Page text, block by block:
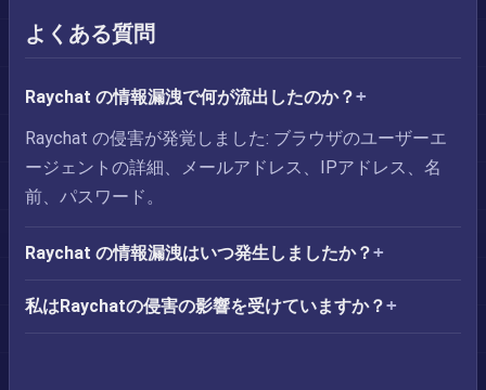
よくある質問
Raychat の情報漏洩で何が流出したのか？
Raychat の侵害が発覚しました: ブラウザのユーザーエ
ージェントの詳細、メールアドレス、IPアドレス、名
前、パスワード。
Raychat の情報漏洩はいつ発生しましたか？
私はRaychatの侵害の影響を受けていますか？